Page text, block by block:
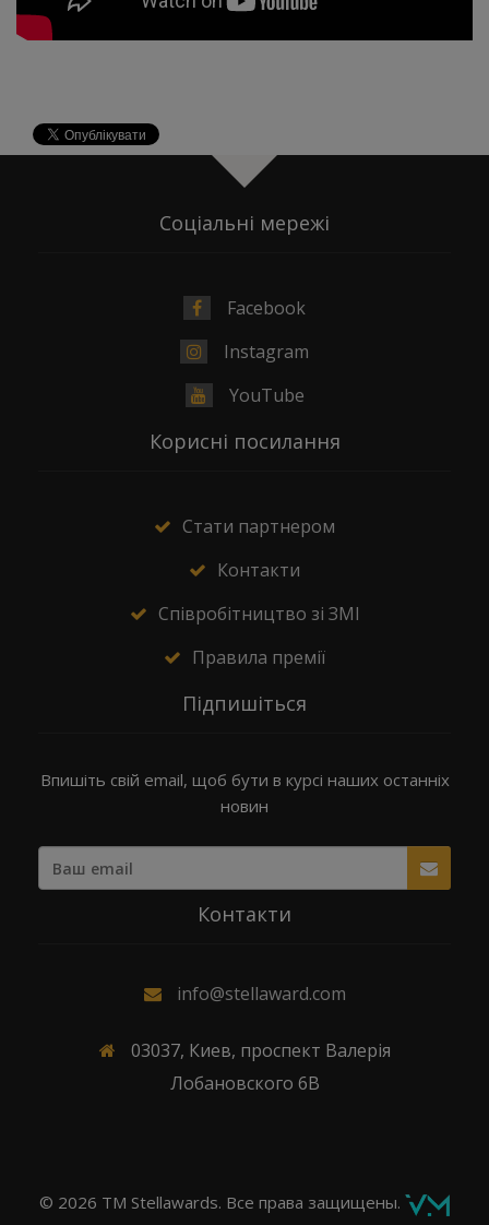
Соціальні мережі
Facebook
Instagram
YouTube
Корисні посилання
Стати партнером
Контакти
Співробітництво зі ЗМІ
Правила премії
Підпишіться
Впишіть свій email, щоб бути в курсі наших останніх
новин
Контакти
info@stellaward.com
03037, Киев, проспект Валерія
Лобановского 6В
© 2026 TM Stellawards. Все права защищены.